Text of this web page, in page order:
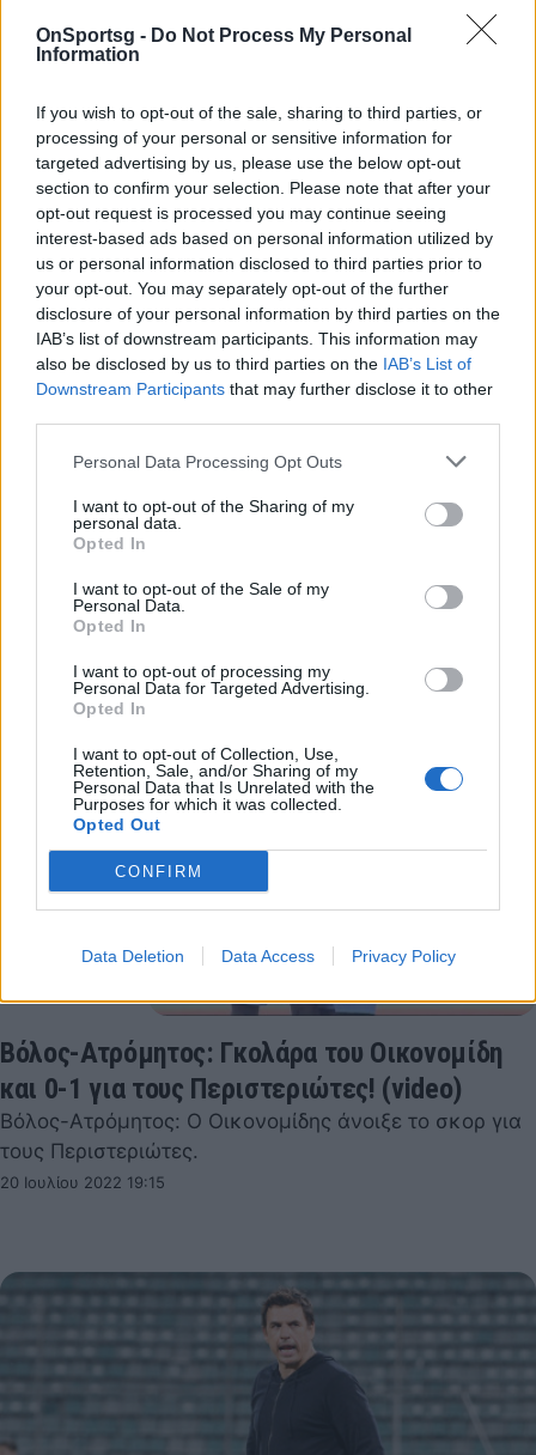
OnSportsg - Do Not Process My Personal
Information
If you wish to opt-out of the sale, sharing to third parties, or
processing of your personal or sensitive information for
targeted advertising by us, please use the below opt-out
section to confirm your selection. Please note that after your
opt-out request is processed you may continue seeing
interest-based ads based on personal information utilized by
us or personal information disclosed to third parties prior to
your opt-out. You may separately opt-out of the further
disclosure of your personal information by third parties on the
IAB’s list of downstream participants. This information may
also be disclosed by us to third parties on the IAB’s List of
Downstream Participants that may further disclose it to other
Personal Data Processing Opt Outs
I want to opt-out of the Sharing of my
personal data.
Opted In
I want to opt-out of the Sale of my
Personal Data.
Opted In
I want to opt-out of processing my
Personal Data for Targeted Advertising.
Opted In
I want to opt-out of Collection, Use,
Retention, Sale, and/or Sharing of my
Personal Data that Is Unrelated with the
Purposes for which it was collected.
Opted Out
CONFIRM
Data Deletion Data Access Privacy Policy
Πανθεσσαλικό! (video)
επικράτησε στο φιλικό παιχνίδι με 2-0.
20 Ιουλίου 2022 21:00
Βόλος-Ατρόμητος: Γκάφα του Κλέιμαν και 0-2
ο Τζοβάρας! (video)
Βόλος-Ατρόμητος: Ο Τζοβάρας σημείωσε το 0-2.
Βόλος-Ατρόμητος: Γκολάρα του Οικονομίδη
και 0-1 για τους Περιστεριώτες! (video)
Βόλος-Ατρόμητος: Ο Οικονομίδης άνοιξε το σκορ για
τους Περιστεριώτες.
20 Ιουλίου 2022 19:15